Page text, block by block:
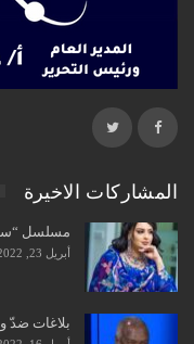
المشاركات الاخيرة
مسلسل
أبريل 23, 2022
بلاغات ضدّ